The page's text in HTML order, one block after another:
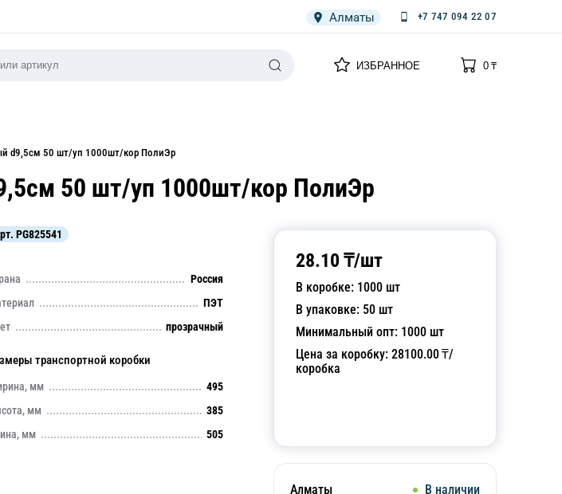
Алматы +7 747 094 22 07
ИЗБРАННОЕ
0
0₸
d9,5см 50 шт/уп 1000шт/кор ПолиЭр
50 шт/уп 1000шт/кор ПолиЭр
28.10 ₸/шт
В коробке: 1000 шт
В упаковке: 50 шт
Минимальный опт: 1000 шт
Цена за коробку: 28100.00₸/
коробка
Алматы В наличии
PG825541
Россия
ПЭТ
прозрачный
транспортной коробки
мм
495
мм
385
мм
505